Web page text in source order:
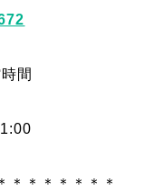
間
＊＊＊＊＊＊＊